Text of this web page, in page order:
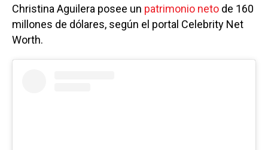
Christina Aguilera posee un patrimonio neto de 160
millones de dólares, según el portal Celebrity Net
Worth.